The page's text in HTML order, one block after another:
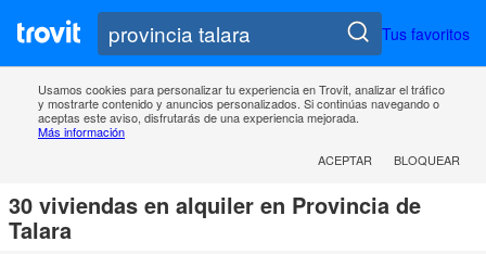
Tus favoritos
Usamos cookies para personalizar tu experiencia en Trovit, analizar el tráfico
y mostrarte contenido y anuncios personalizados. Si continúas navegando o
aceptas este aviso, disfrutarás de una experiencia mejorada.
Más información
ACEPTAR
BLOQUEAR
30 viviendas en alquiler en Provincia de
Talara